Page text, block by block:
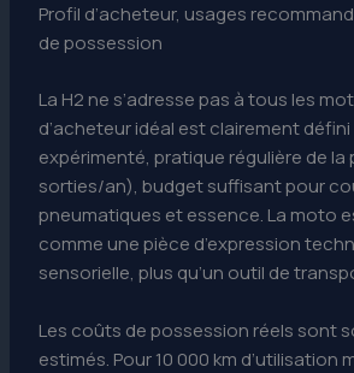
Profil d’acheteur, usages
de possession
La H2 ne s’adresse pas à tous les
d’acheteur idéal est clairement
expérimenté, pratique régulière de la
sorties/an), budget suffisant pour
pneumatiques et essence. La moto
comme une pièce d’expression
sensorielle, plus qu’un outil de
Les coûts de possession réels sont
estimés. Pour 10 000 km d’utilisation